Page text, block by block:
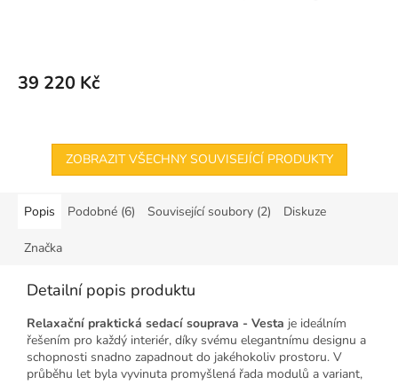
39 220 Kč
ZOBRAZIT VŠECHNY SOUVISEJÍCÍ PRODUKTY
Popis Podobné (6) Související soubory (2) Diskuze
Značka
Detailní popis produktu
Relaxační praktická sedací souprava - Vesta je ideálním
řešením pro každý interiér, díky svému elegantnímu designu a
schopnosti snadno zapadnout do jakéhokoliv prostoru. V
průběhu let byla vyvinuta promyšlená řada modulů a variant,